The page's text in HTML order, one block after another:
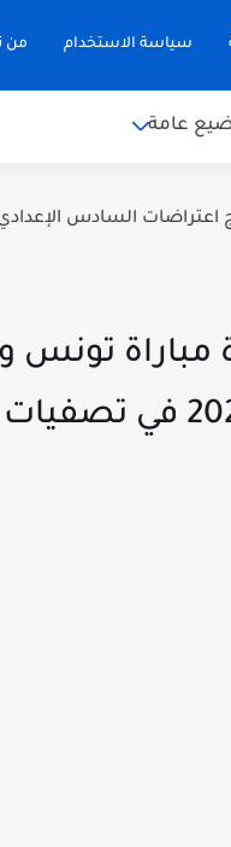
سياسة الاستخدام من
عامة
السادس الإعدادي 2026 الدور الأول في
تونس و